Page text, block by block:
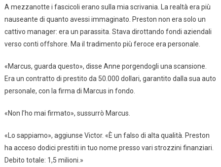
A mezzanotte i fascicoli erano sulla mia scrivania. La realtà era più
nauseante di quanto avessi immaginato. Preston non era solo un
cattivo manager: era un parassita. Stava dirottando fondi aziendali
verso conti offshore. Ma il tradimento più feroce era personale.
«Marcus, guarda questo», disse Anne porgendogli una scansione.
Era un contratto di prestito da 50.000 dollari, garantito dalla sua auto
personale, con la firma di Marcus in fondo.
«Non l’ho mai firmato», sussurrò Marcus.
«Lo sappiamo», aggiunse Victor. «È un falso di alta qualità. Preston
ha acceso dodici prestiti in tuo nome presso vari strozzini finanziari.
Debito totale: 1,5 milioni.»